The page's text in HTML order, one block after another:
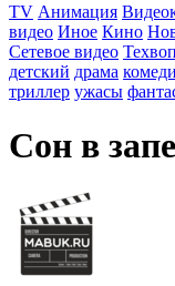
TV Анимация
видео Иное Кино
Сетевое видео
детский драма
триллер ужасы
Сон в